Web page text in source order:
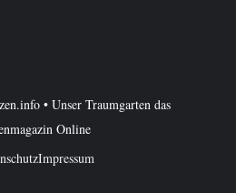
• Unser Traumgarten das
Online
Impressum